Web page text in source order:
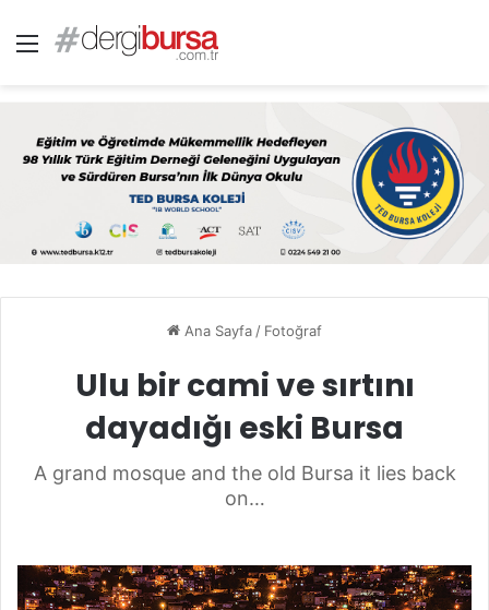
Menü
Ana Sayfa/ Fotoğraf
Ulu bir cami ve sırtını
dayadığı eski Bursa
A grand mosque and the old Bursa it lies back
on…